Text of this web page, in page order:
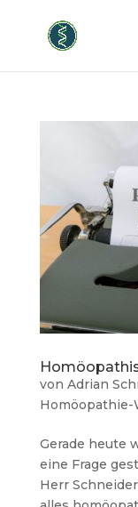
von Adrian
Homöopathie-
Gerade heute
eine Frage
Herr